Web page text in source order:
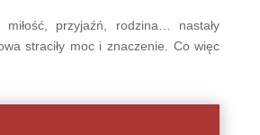
miłość, przyjaźń, rodzina… nastały
straciły moc i znaczenie. Co więc